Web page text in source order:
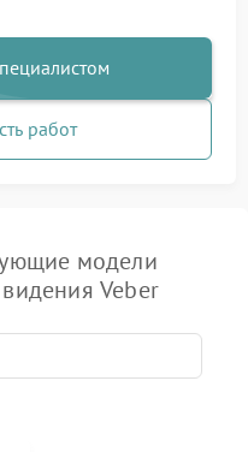
работ
модели
Veber